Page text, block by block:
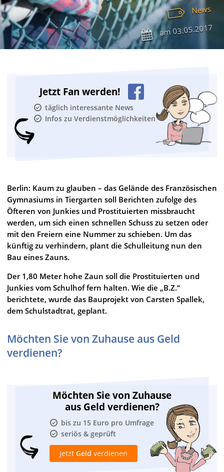
News
am03.05.2017
Jetzt Fan werden!
täglich interessante News
Infos zu Verdienstmöglichkeiten
Berlin: Kaum zu glauben – das Gelände des Französischen
Gymnasiums in Tiergarten soll Berichten zufolge des
Öfteren von Junkies und Prostituierten missbraucht
werden, um sich einen schnellen Schuss zu setzen oder
mit den Freiern eine Nummer zu schieben. Um das
künftig zu verhindern, plant die Schulleitung nun den
Bau eines Zauns.
Der 1,80 Meter hohe Zaun soll die Prostituierten und
Junkies vom Schulhof fern halten. Wie die „B.Z.“
berichtete, wurde das Bauprojekt von Carsten Spallek,
dem Schulstadtrat, geplant.
Möchten Sie von Zuhause aus Geld
verdienen?
Möchten Sie von Zuhause
aus Geld verdienen?
bis zu 15 Euro pro Umfrage
seriös & geprüft
Jetzt Geld verdienen